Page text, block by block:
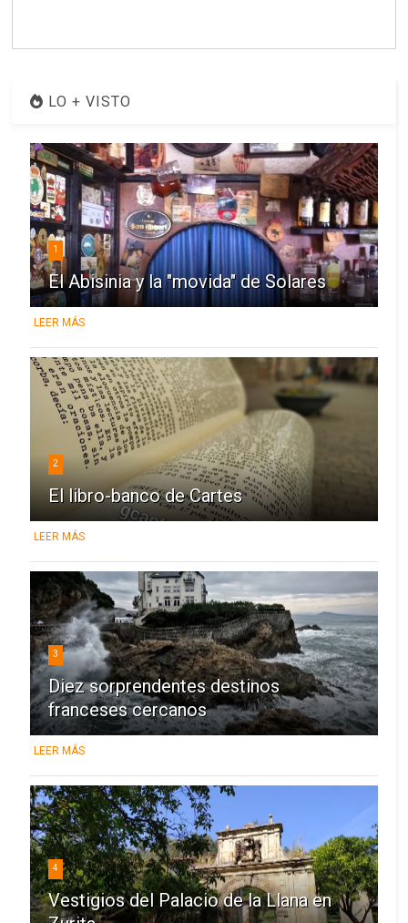
LO + VISTO
1
El Abisinia y la "movida" de Solares
LEER MÁS
2
El libro-banco de Cartes
LEER MÁS
3
Diez sorprendentes destinos
franceses cercanos
LEER MÁS
4
Vestigios del Palacio de la Llana en